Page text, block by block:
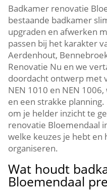
Badkamer renovatie
bestaande badkamer
upgraden en afwerken
passen bij het karakter
Aerdenhout,
Renovatie Nu en we
doordacht ontwerp met
NEN 1010 en NEN
en een strakke
om je helder inzicht te
renovatie Bloemendaal
welke keuzes je hebt en
organiseren.​
Wat houdt
Bloemendaal